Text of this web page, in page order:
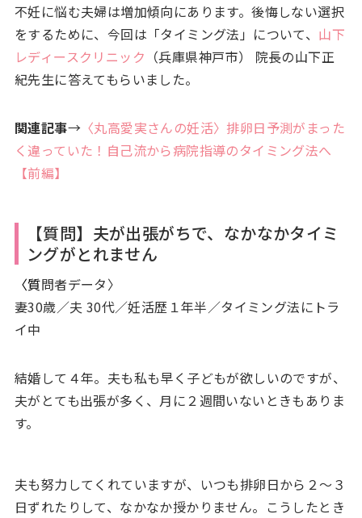
不妊に悩む夫婦は増加傾向にあります。後悔しない選択
をするために、今回は「タイミング法」について、 山下
レディースクリニック （兵庫県神戸市） 院長の山下正
紀先生に答えてもらいました。
関連記事→〈丸高愛実さんの妊活〉排卵日予測がまった
く違っていた！自己流から病院指導のタイミング法へ
【前編】
【質問】夫が出張がちで、なかなかタイミ
ングがとれません
〈質問者データ〉
妻30歳／夫 30代／妊活歴１年半／タイミング法にトラ
イ中
結婚して４年。夫も私も早く子どもが欲しいのですが、
夫がとても出張が多く、月に２週間いないときもありま
す。
夫も努力してくれていますが、いつも排卵日から２～３
日ずれたりして、なかなか授かりません。こうしたとき